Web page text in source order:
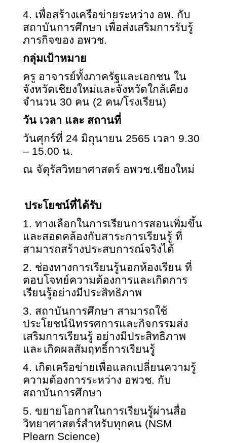
4. เพื่อสร้างเครือข่ายระหว่าง อพ. กับ
สถาบันการศึกษา เพื่อส่งเสริมการรับรู้
ภารกิจของ อพวช.
กลุ่มเป้าหมาย
ครู อาจารย์ทั้งภาครัฐและเอกชน ใน
จังหวัดเชียงใหม่และจังหวัดใกล้เคียง
จำนวน 30 คน (2 คน/โรงเรียน)
วัน เวลา และ สถานที่
วันศุกร์ที่ 24 มิถุนายน 2565 เวลา 9.30
– 15.00 น.
ณ จัตุรัสวิทยาศาสตร์ อพวช.เชียงใหม่
ประโยชน์ที่ได้รับ
1. ทางเลือกในการเรียนการสอนเพิ่มขึ้น
และสอดคล้องกับสาระการเรียนรู้ ที่
สามารถสร้างประสบการณ์จริงได้
2. ช่องทางการเรียนรู้นอกห้องเรียน ที่
ตอบโจทย์ความต้องการและเกิดการ
เรียนรู้อย่างมีประสิทธิภาพ
3. สถาบันการศึกษา สามารถใช้
ประโยชน์นิทรรศการและกิจกรรมส่ง
เสริมการเรียนรู้ อย่างมีประสิทธิภาพ
และ เกิดผลสัมฤทธิ์การเรียนรู้
4. เกิดเครือข่ายเพื่อแลกเปลี่ยนความรู้
ความต้องการระหว่าง อพวช. กับ
สถาบันการศึกษา
5. ขยายโอกาสในการเรียนรู้ผ่านสื่อ
วิทยาศาสตร์สำหรับทุกคน (NSM
Plearn Science)